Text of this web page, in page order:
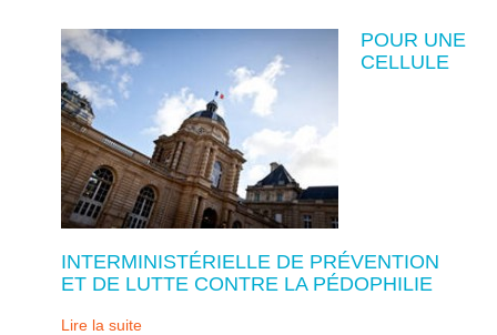
POUR UNE
CELLULE
INTERMINISTÉRIELLE DE PRÉVENTION
ET DE LUTTE CONTRE LA PÉDOPHILIE
Lire la suite